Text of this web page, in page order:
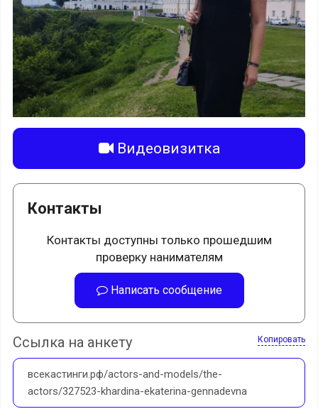
Видеовизитка
Контакты
Контакты доступны только прошедшим
проверку нанимателям
Написать сообщение
Ссылка на анкету Копировать
всекастинги.рф/actors-and-models/the-
actors/327523-khardina-ekaterina-gennadevna